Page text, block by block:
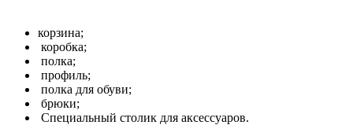
корзина;
коробка;
полка;
профиль;
полка для обуви;
брюки;
Специальный столик для аксессуаров.